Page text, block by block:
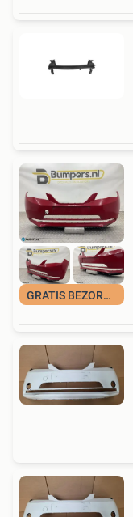
GRATIS BEZORGING